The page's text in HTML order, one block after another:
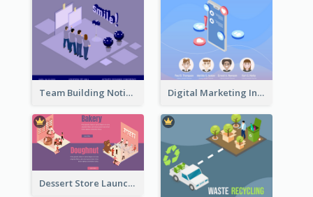
Team Building Notification Post With Isometric Diagram Digital Marketing Instagram Post With Isometric Graphics
Dessert Store Launching Slide With Isometric Diagram